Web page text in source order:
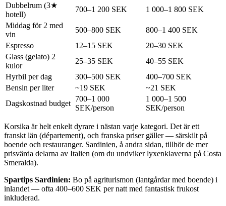
Dubbelrum (3★
hotell)
700–1 200 SEK
1 000–1 800 SEK
Middag för 2 med
vin
500–800 SEK
800–1 400 SEK
Espresso
12–15 SEK
20–30 SEK
Glass (gelato) 2
kulor
25–35 SEK
40–55 SEK
Hyrbil per dag
300–500 SEK
400–700 SEK
Bensin per liter
~19 SEK
~21 SEK
Dagskostnad budget
700–1 000
SEK/person
1 000–1 500
SEK/person
Korsika är helt enkelt dyrare i nästan varje kategori. Det är ett
franskt län (département), och franska priser gäller — särskilt på
boende och restauranger. Sardinien, å andra sidan, tillhör de mer
prisvärda delarna av Italien (om du undviker lyxenklaverna på Costa
Smeralda).
Spartips Sardinien: Bo på agriturismon (lantgårdar med boende) i
inlandet — ofta 400–600 SEK per natt med fantastisk frukost
inkluderad.